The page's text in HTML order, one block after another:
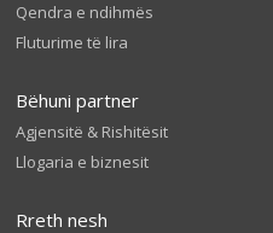
Qendra e ndihmës
Fluturime të lira
Bëhuni partner
Agjensitë & Rishitësit
Llogaria e biznesit
Rreth nesh